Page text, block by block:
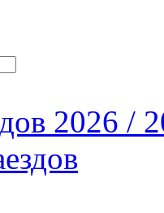
2026 /